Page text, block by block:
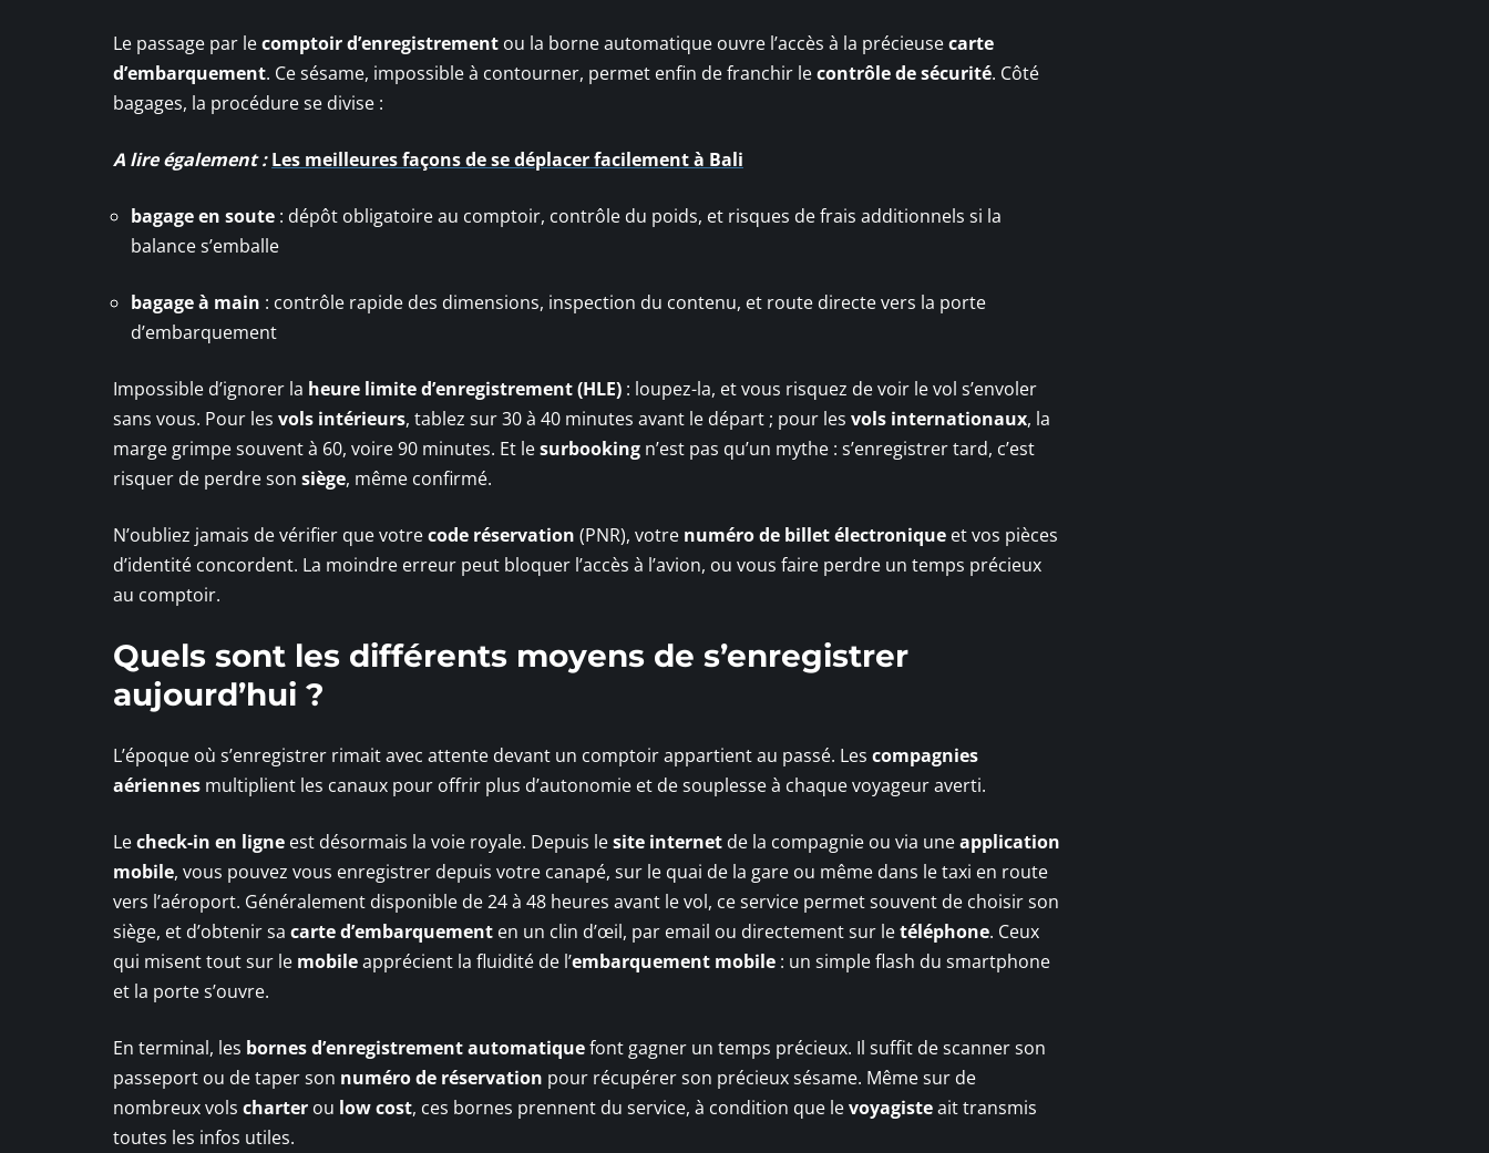
Le passage par lecomptoir d’enregistrement ou la borne automatique ouvre l’accès à la précieusecarte
d’embarquement. Ce sésame, impossible à contourner, permet enfin de franchir lecontrôle de sécurité. Côté
bagages, la procédure se divise :
A lire également : Les meilleures façons de se déplacer facilement à Bali
bagage en soute : dépôt obligatoire au comptoir, contrôle du poids, et risques de frais additionnels si la
balance s’emballe
bagage à main : contrôle rapide des dimensions, inspection du contenu, et route directe vers la porte
d’embarquement
Impossible d’ignorer la heure limite d’enregistrement (HLE) : loupez-la, et vous risquez de voir le vol s’envoler
sans vous. Pour les vols intérieurs, tablez sur 30 à 40 minutes avant le départ ; pour les vols internationaux, la
marge grimpe souvent à 60, voire 90 minutes. Et lesurbooking n’est pas qu’un mythe : s’enregistrer tard, c’est
risquer de perdre son siège, même confirmé.
N’oubliez jamais de vérifier que votrecode réservation (PNR), votre numéro de billet électronique et vos pièces
d’identité concordent. La moindre erreur peut bloquer l’accès à l’avion, ou vous faire perdre un temps précieux
au comptoir.
Quels sont les différents moyens de s’enregistrer
aujourd’hui ?
L’époque où s’enregistrer rimait avec attente devant un comptoir appartient au passé. Les compagnies
aériennes multiplient les canaux pour offrir plus d’autonomie et de souplesse à chaque voyageur averti.
Lecheck-in en ligne est désormais la voie royale. Depuis lesite internet de la compagnie ou via uneapplication
mobile, vous pouvez vous enregistrer depuis votre canapé, sur le quai de la gare ou même dans le taxi en route
vers l’aéroport. Généralement disponible de 24 à 48 heures avant le vol, ce service permet souvent de choisir son
siège, et d’obtenir sa carte d’embarquement en un clin d’œil, par email ou directement sur letéléphone. Ceux
qui misent tout sur le mobileapprécient la fluidité de l’embarquement mobile : un simple flash du smartphone
et la porte s’ouvre.
En terminal, les bornes d’enregistrement automatiquefont gagner un temps précieux. Il suffit de scanner son
passeport ou de taper son numéro de réservation pour récupérer son précieux sésame. Même sur de
nombreux vols charter ou low cost, ces bornes prennent du service, à condition que levoyagisteait transmis
toutes les infos utiles.